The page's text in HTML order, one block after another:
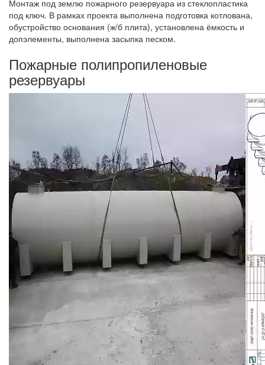
Монтаж под землю пожарного резервуара из стеклопластика
под ключ. В рамках проекта выполнена подготовка котлована,
обустройство основания (ж/б плита), установлена ёмкость и
допэлементы, выполнена засыпка песком.
Пожарные полипропиленовые
резервуары